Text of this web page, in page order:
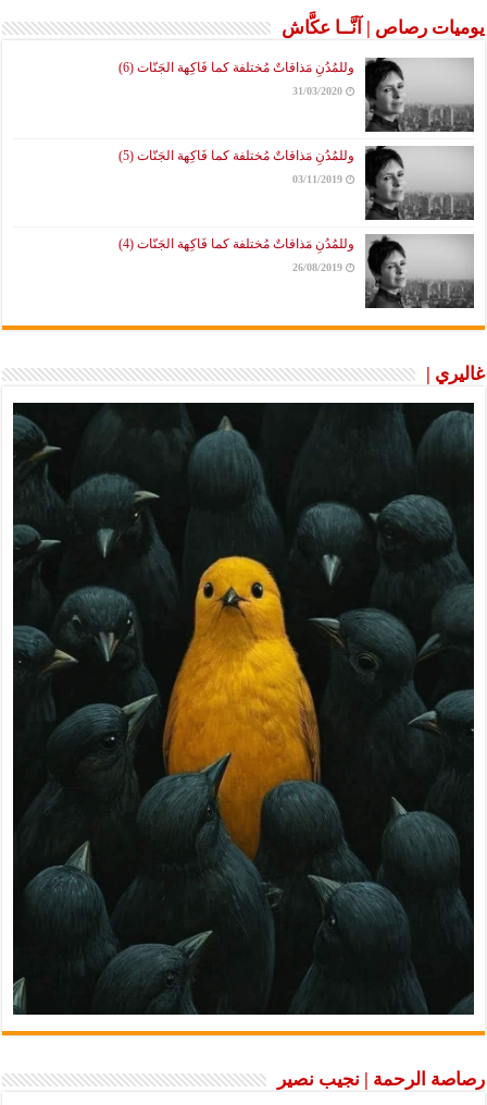
يوميات رصاص | آنَّــا عكَّاش
وللمُدُنِ مَذاقاتٌ مُختلفة كما فَاكِهة الجَنّات (6)
31/03/2020
وللمُدُنِ مَذاقاتٌ مُختلفة كما فَاكِهة الجَنّات (5)
03/11/2019
وللمُدُنِ مَذاقاتٌ مُختلفة كما فَاكِهة الجَنّات (4)
26/08/2019
غاليري |
رصاصة الرحمة | نجيب نصير